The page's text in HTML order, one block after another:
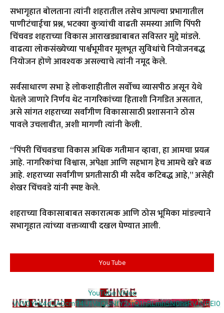
सभागृहात बोलताना त्यांनी शहरातील तसेच आपल्या प्रभागातील
पाणीटंचाईचा प्रश्न, भटक्या कुत्र्यांची वाढती समस्या आणि पिंपरी
चिंचवड शहराच्या विकास आराखड्याबाबत सविस्तर मुद्दे मांडले.
वाढत्या लोकसंख्येच्या पार्श्वभूमीवर मूलभूत सुविधांचे नियोजनबद्ध
नियोजन होणे आवश्यक असल्याचे त्यांनी नमूद केले.
सर्वसाधारण सभा हे लोकशाहीतील सर्वोच्च व्यासपीठ असून येथे
घेतले जाणारे निर्णय थेट नागरिकांच्या हिताशी निगडित असतात,
असे सांगत शहराच्या सर्वांगीण विकासासाठी प्रशासनाने ठोस
पावले उचलावीत, अशी मागणी त्यांनी केली.
“पिंपरी चिंचवडचा विकास अधिक गतीमान व्हावा, हा आमचा प्रयत्न
आहे. नागरिकांचा विश्वास, अपेक्षा आणि सहभाग हेच आमचे खरे बळ
आहे. शहराच्या सर्वांगीण प्रगतीसाठी मी सदैव कटिबद्ध आहे,” असेही
शेखर चिंचवडे यांनी स्पष्ट केले.
शहराच्या विकासाबाबत सकारात्मक आणि ठोस भूमिका मांडल्याने
सभागृहात त्यांच्या वक्तव्याची दखल घेण्यात आली.
You Tube
YouTube Video
VVV0Ykk4d3A0cm94U1VaQUNfY2xrQ1hRLmh5N0hsRVJNREI0